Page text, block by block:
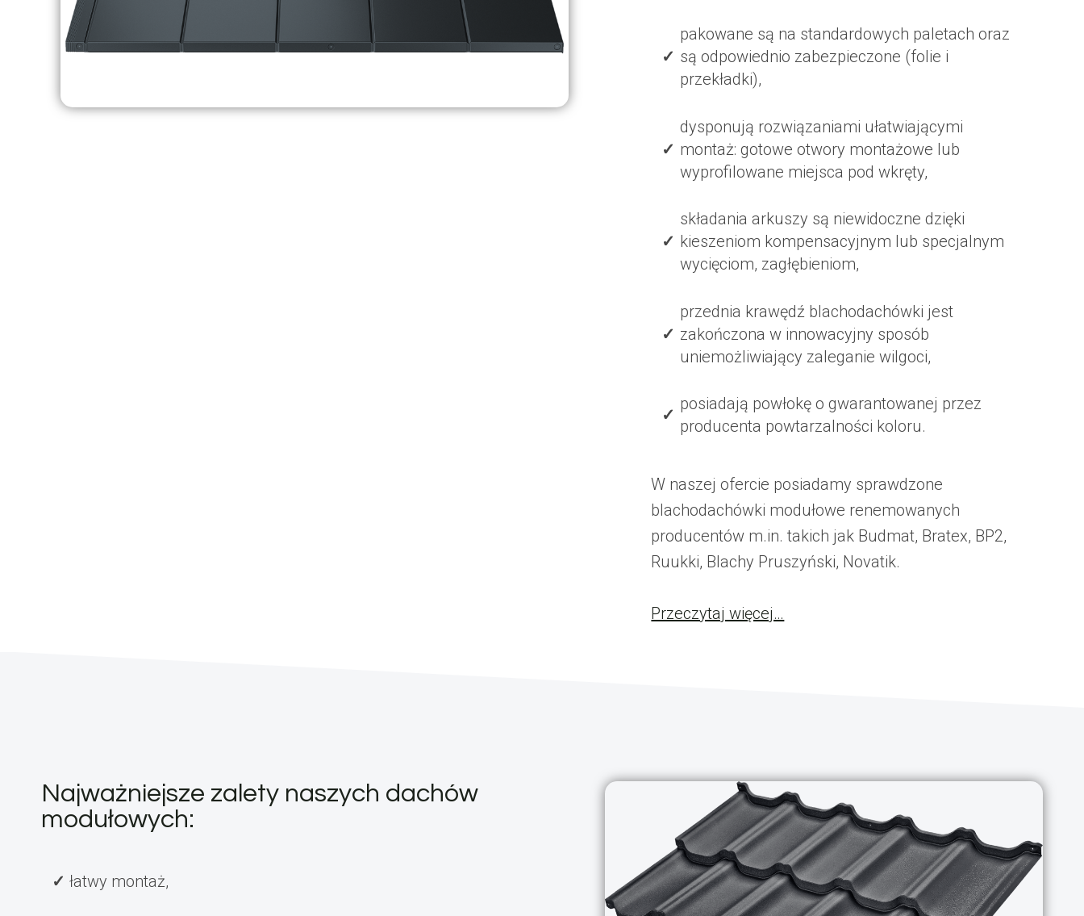
pakowane są na standardowych paletach oraz
są odpowiednio zabezpieczone (folie i
przekładki),
dysponują rozwiązaniami ułatwiającymi
montaż: gotowe otwory montażowe lub
wyprofilowane miejsca pod wkręty,
składania arkuszy są niewidoczne dzięki
kieszeniom kompensacyjnym lub specjalnym
wycięciom, zagłębieniom,
przednia krawędź blachodachówki jest
zakończona w innowacyjny sposób
uniemożliwiający zaleganie wilgoci,
posiadają powłokę o gwarantowanej przez
producenta powtarzalności koloru.
W naszej ofercie posiadamy sprawdzone
blachodachówki modułowe renemowanych
producentów m.in. takich jak Budmat, Bratex, BP2,
Ruukki, Blachy Pruszyński, Novatik.
Przeczytaj więcej…
Najważniejsze zalety naszych dachów
modułowych:
łatwy montaż,